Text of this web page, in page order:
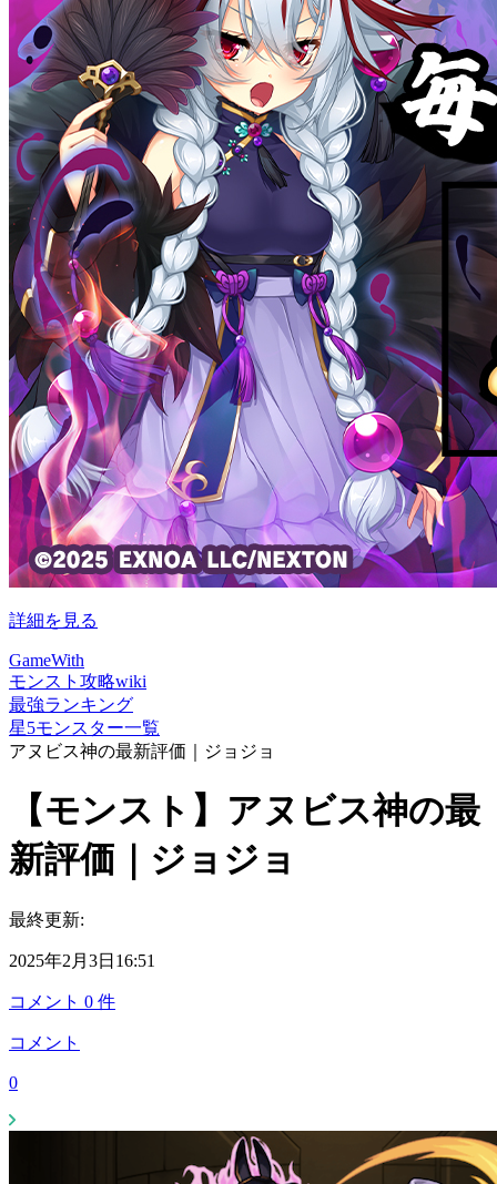
詳細を見る
GameWith
モンスト攻略wiki
最強ランキング
星5モンスター一覧
アヌビス神の最新評価｜ジョジョ
【モンスト】アヌビス神の最
新評価｜ジョジョ
最終更新:
2025年2月3日16:51
コメント 0 件
コメント
0